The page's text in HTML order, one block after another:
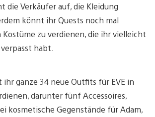
die Verkäufer auf, die Kleidung
könnt ihr Quests noch mal
Kostüme zu verdienen, die ihr vielleicht
habt.
ganze 34 neue Outfits für EVE in
darunter fünf Accessoires,
kosmetische Gegenstände für Adam,